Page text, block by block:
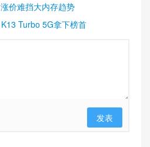
价难挡大内存趋势
Turbo 5G拿下榜首
发表